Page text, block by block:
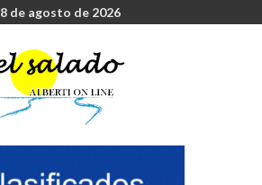
8 de agosto de 2026